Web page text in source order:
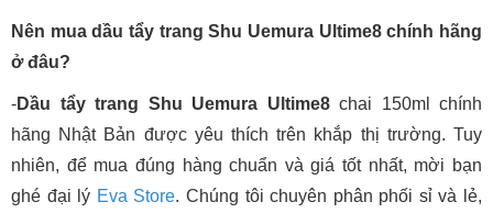
Nên mua dầu tẩy trang Shu Uemura Ultime8 chính hãng
ở đâu?
-Dầu tẩy trang Shu Uemura Ultime8chai 150ml chính
hãng Nhật Bản được yêu thích trên khắp thị trường. Tuy
nhiên, để mua đúng hàng chuẩn và giá tốt nhất, mời bạn
ghé đại lý Eva Store. Chúng tôi chuyên phân phối sỉ và lẻ,